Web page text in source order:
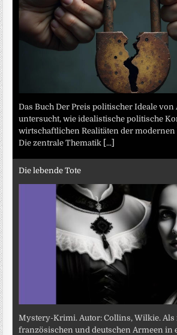
Das Buch Der Preis politischer Ideale von
untersucht, wie idealistische politische
wirtschaftlichen Realitäten der
Die zentrale Thematik [...]
Die lebende Tote
Mystery-Krimi. Autor: Collins, Wilkie. Als
französischen und deutschen Armeen in